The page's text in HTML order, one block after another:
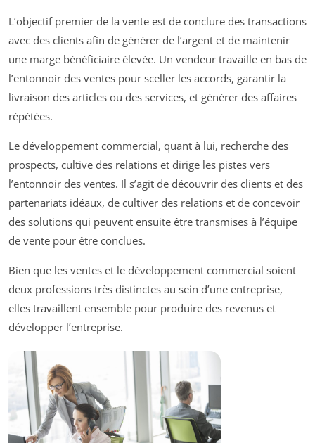
L’objectif premier de la vente est de conclure des transactions
avec des clients afin de générer de l’argent et de maintenir
une marge bénéficiaire élevée. Un vendeur travaille en bas de
l’entonnoir des ventes pour sceller les accords, garantir la
livraison des articles ou des services, et générer des affaires
répétées.
Le développement commercial, quant à lui, recherche des
prospects, cultive des relations et dirige les pistes vers
l’entonnoir des ventes. Il s’agit de découvrir des clients et des
partenariats idéaux, de cultiver des relations et de concevoir
des solutions qui peuvent ensuite être transmises à l’équipe
de vente pour être conclues.
Bien que les ventes et le développement commercial soient
deux professions très distinctes au sein d’une entreprise,
elles travaillent ensemble pour produire des revenus et
développer l’entreprise.